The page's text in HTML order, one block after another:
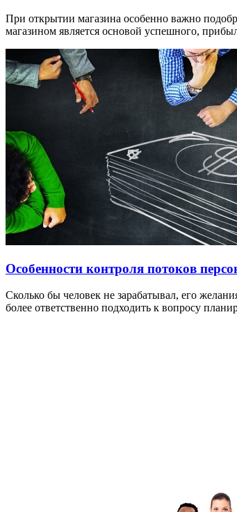
При открытии магазина особенно важно
магазином является основой успешного,
Особенности контроля потоков
Сколько бы человек не зарабатывал, его
более ответственно подходить к вопросу